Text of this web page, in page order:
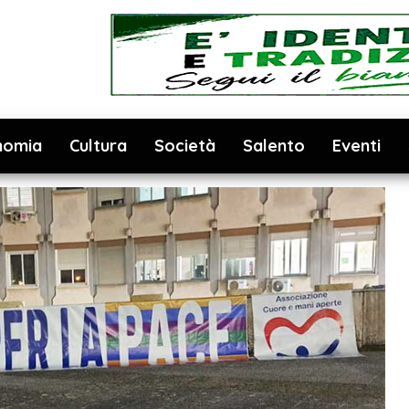
Cultura Società Salento Eventi